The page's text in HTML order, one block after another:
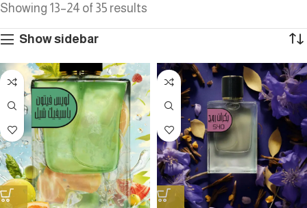
Showing 13–24 of 35 results
Show sidebar